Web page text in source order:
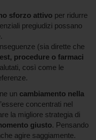
sforzo attivo per ridurre
pregiudizi possano
(sia dirette che
procedure o farmaci
così come le
un cambiamento nella
concentrati nel
la migliore strategia di
giusto. Pensando
agire saggiamente.